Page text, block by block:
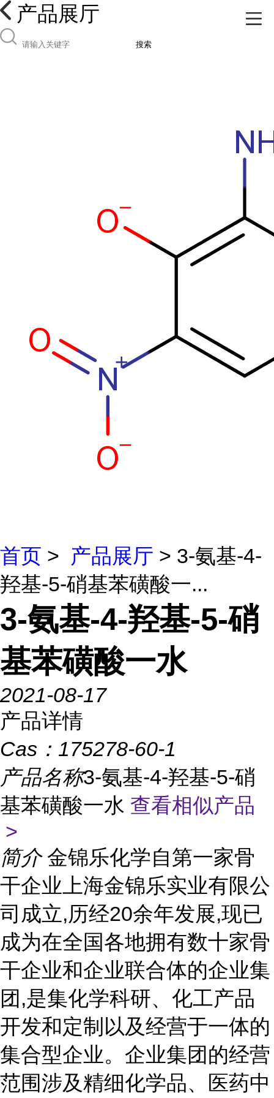
产品展厅
搜索
首页 > 产品展厅 > 3-氨基-4-
羟基-5-硝基苯磺酸一...
3-氨基-4-羟基-5-硝
基苯磺酸一水
2021-08-17
产品详情
Cas： 175278-60-1
产品名称3-氨基-4-羟基-5-硝
基苯磺酸一水 查看相似产品
>
简介 金锦乐化学自第一家骨
干企业上海金锦乐实业有限公
司成立,历经20余年发展,现已
成为在全国各地拥有数十家骨
干企业和企业联合体的企业集
团,是集化学科研、化工产品
开发和定制以及经营于一体的
集合型企业。企业集团的经营
范围涉及精细化学品、医药中